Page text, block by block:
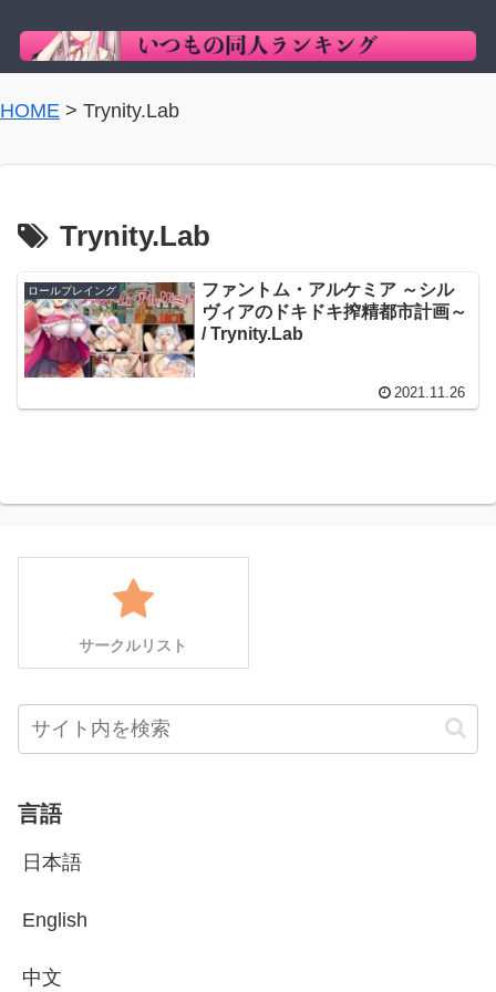
HOME > Trynity.Lab
Trynity.Lab
ロールプレイング
ファントム・アルケミア ～シル
ヴィアのドキドキ搾精都市計画～
/ Trynity.Lab
2021.11.26
サークルリスト
言語
日本語
English
中文